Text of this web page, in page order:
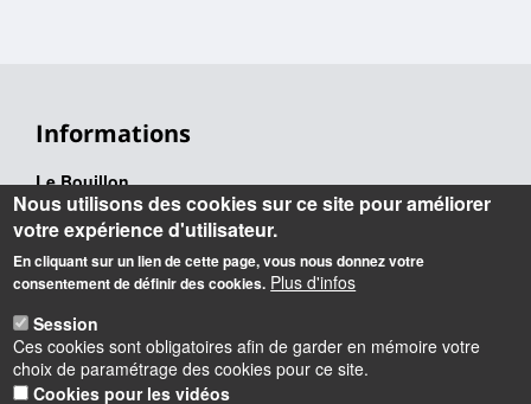
Informations
Le Bouillon
02 38 49 24 24
centre.culturel@univ-orleans.fr
Adresse administrative :
Rue de Tours
45067 Orléans Cedex 2
Adresse physique :
Campus d’Orléans - Orléans la Source
Nous utilisons des cookies sur ce site pour améliorer
votre expérience d'utilisateur.
En cliquant sur un lien de cette page, vous nous donnez votre
consentement de définir des cookies. Plus d'infos
Session
Ces cookies sont obligatoires afin de garder en mémoire votre
choix de paramétrage des cookies pour ce site.
Cookies pour les vidéos